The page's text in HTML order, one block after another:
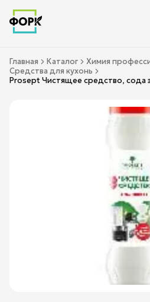
Главная Каталог
Химия
Средства для кухонь
Prosept Чистящее средство, сода